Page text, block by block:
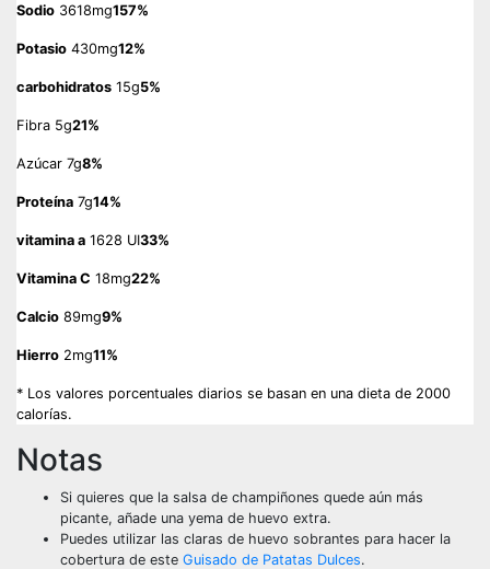
Sodio 3618mg157%
Potasio 430mg12%
carbohidratos 15g5%
Fibra 5g21%
Azúcar 7g8%
Proteína 7g14%
vitamina a 1628 UI33%
Vitamina C 18mg22%
Calcio 89mg9%
Hierro 2mg11%
* Los valores porcentuales diarios se basan en una dieta de 2000
calorías.
Notas
Si quieres que la salsa de champiñones quede aún más
picante, añade una yema de huevo extra.
Puedes utilizar las claras de huevo sobrantes para hacer la
cobertura de este Guisado de Patatas Dulces.